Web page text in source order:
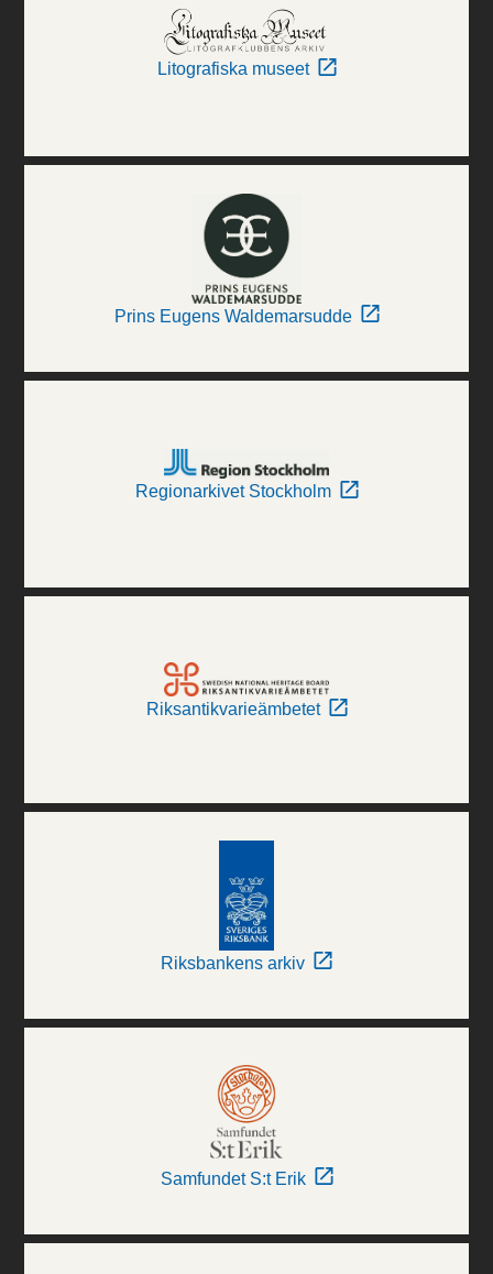
Litografiska museet
Prins Eugens Waldemarsudde
Regionarkivet Stockholm
Riksantikvarieämbetet
Riksbankens arkiv
Samfundet S:t Erik